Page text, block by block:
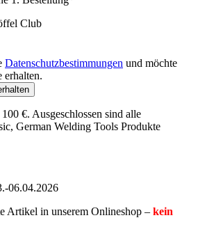
Club
Datenschutzbestimmungen und möchte
erhalten.
€. Ausgeschlossen sind alle
German Welding Tools Produkte
06.04.2026
Artikel in unserem Onlineshop – kein